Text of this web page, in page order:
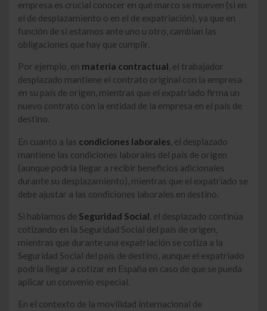
empresa es crucial conocer en qué marco se mueven (si en
el de desplazamiento o en el de expatriación), ya que en
función de si estamos ante uno u otro, cambian las
obligaciones que hay que cumplir.
Por ejemplo, en materia contractual , el trabajador
desplazado mantiene el contrato original con la empresa
en su país de origen, mientras que el expatriado firma un
nuevo contrato con la entidad de la empresa en el país de
destino.
En cuanto a las condiciones laborales , el desplazado
mantiene las condiciones laborales del país de origen
(aunque podría llegar a recibir beneficios adicionales
durante su desplazamiento), mientras que el expatriado se
debe ajustar a las condiciones laborales en destino.
Si hablamos de Seguridad Social , el desplazado continúa
cotizando en la Seguridad Social del país de origen,
mientras que durante una expatriación se cotiza a la
Seguridad Social del país de destino, aunque el expatriado
podría llegar a cotizar en España en caso de que se pueda
aplicar un convenio especial.
En el contexto de la movilidad internacional de